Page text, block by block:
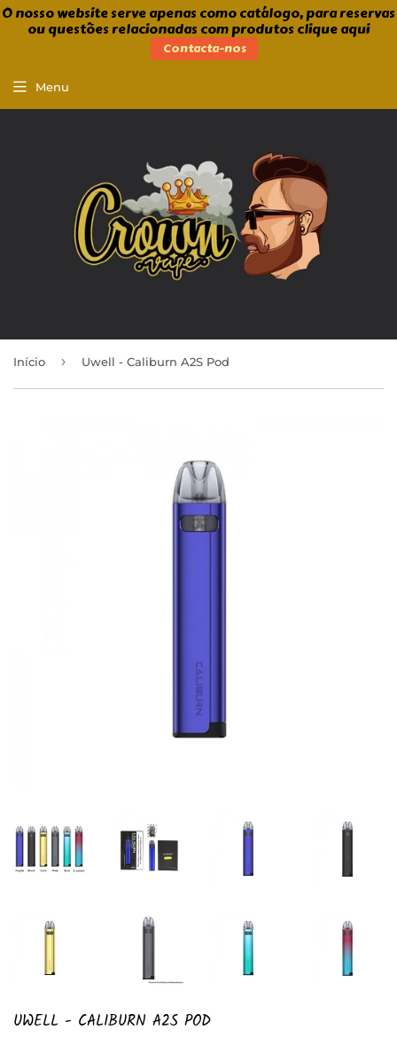
O nosso website serve apenas como catálogo, para reservas
ou questões relacionadas com produtos clique aqui
Contacta-nos
Menu
Início › Uwell - Caliburn A2S Pod
UWELL - CALIBURN A2S POD